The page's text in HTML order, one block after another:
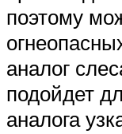
поэтому
аналог
подойдет
аналога